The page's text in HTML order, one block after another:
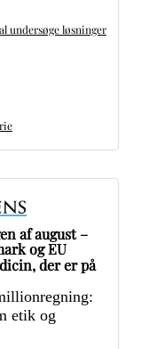
undersøge løsninger
af august –
og EU
der er på